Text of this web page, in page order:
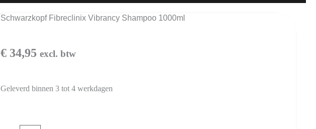
Schwarzkopf Fibreclinix Vibrancy Shampoo 1000ml
€ 34,95 excl. btw
Geleverd binnen 3 tot 4 werkdagen